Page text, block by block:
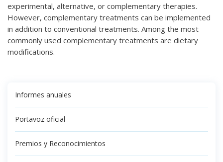
experimental, alternative, or complementary therapies.
However, complementary treatments can be implemented
in addition to conventional treatments. Among the most
commonly used complementary treatments are dietary
modifications.
Informes anuales
Portavoz oficial
Premios y Reconocimientos